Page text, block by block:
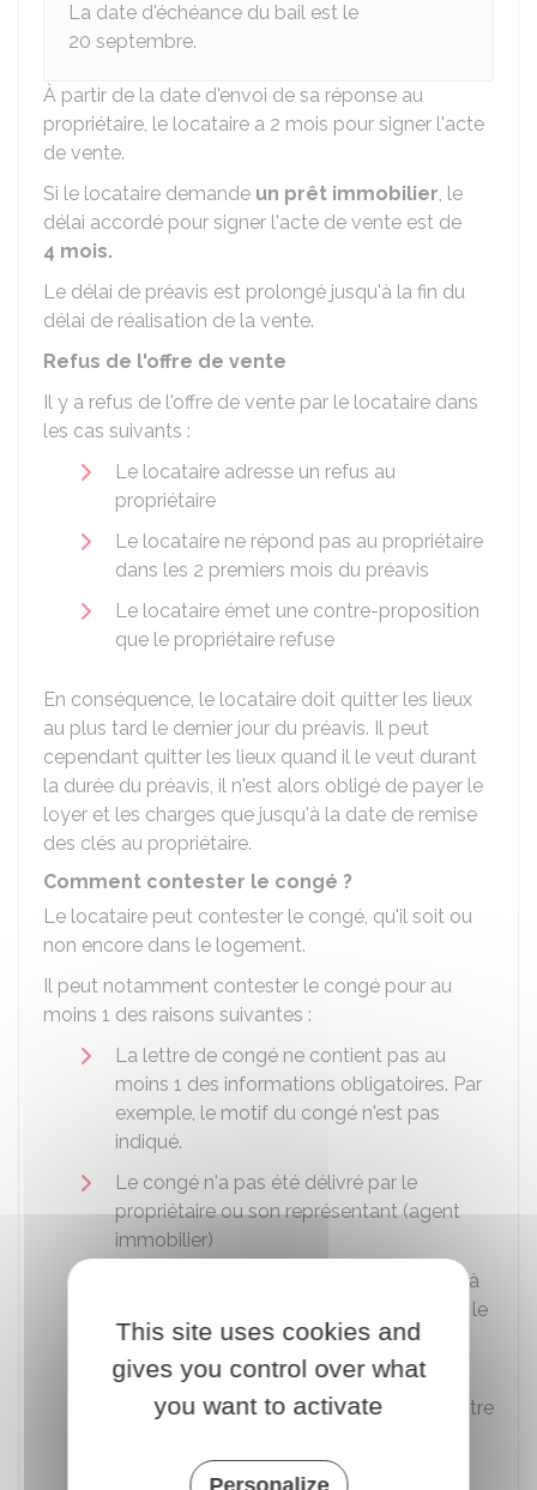
La date d'échéance du bail est le
20 septembre.
À partir de la date d'envoi de sa réponse au
propriétaire, le locataire a 2 mois pour signer l'acte
de vente.
Si le locataire demande un prêt immobilier, le
délai accordé pour signer l'acte de vente est de
4 mois.
Le délai de préavis est prolongé jusqu'à la fin du
délai de réalisation de la vente.
Refus de l'offre de vente
Il y a refus de l'offre de vente par le locataire dans
les cas suivants :
Le locataire adresse un refus au
propriétaire
Le locataire ne répond pas au propriétaire
dans les 2 premiers mois du préavis
Le locataire émet une contre-proposition
que le propriétaire refuse
En conséquence, le locataire doit quitter les lieux
au plus tard le dernier jour du préavis. Il peut
cependant quitter les lieux quand il le veut durant
la durée du préavis, il n'est alors obligé de payer le
loyer et les charges que jusqu'à la date de remise
des clés au propriétaire.
Comment contester le congé ?
Le locataire peut contester le congé, qu'il soit ou
non encore dans le logement.
Il peut notamment contester le congé pour au
moins 1 des raisons suivantes :
La lettre de congé ne contient pas au
moins 1 des informations obligatoires. Par
exemple, le motif du congé n'est pas
indiqué.
Le congé n'a pas été délivré par le
propriétaire ou son représentant (agent
immobilier)
La lettre de congé n'a pas été adressée à
l'ensemble des locataires (par exemple : le
congé n'a été adressé qu'à 1 seul des
2 époux)
La lettre de congé a été envoyée par lettre
Le délai de préavis est inférieur à 6 mois
This site uses cookies and
gives you control over what
you want to activate
Personalize